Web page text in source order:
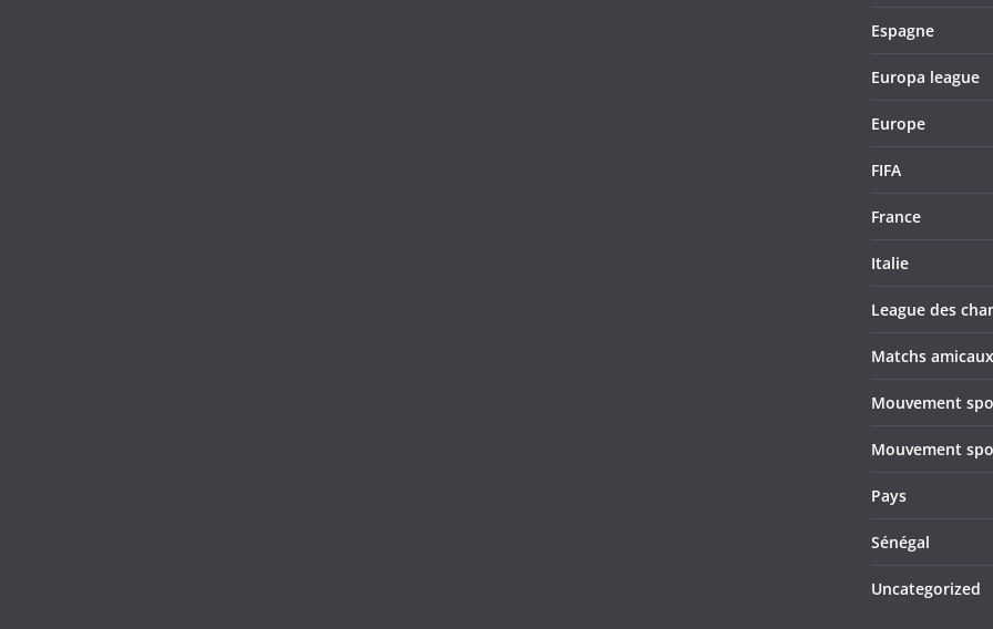
Espagne
Europa league
Europe
FIFA
France
Italie
League des
Matchs amicaux
Mouvement
Mouvement
Pays
Sénégal
Uncategorized